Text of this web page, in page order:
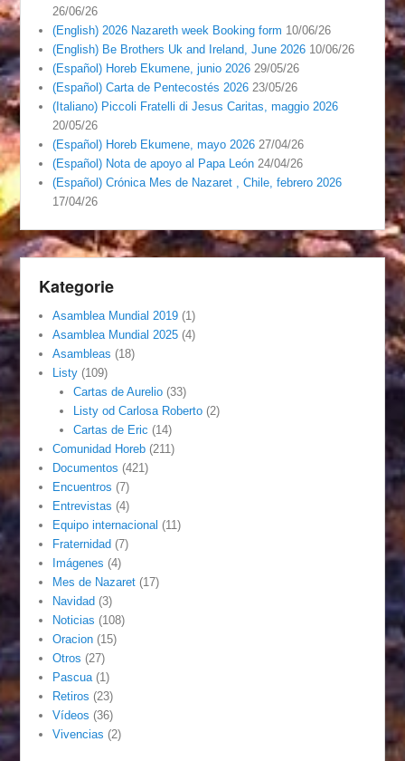
26/06/26
(English) 2026 Nazareth week Booking form 10/06/26
(English) Be Brothers Uk and Ireland, June 2026 10/06/26
(Español) Horeb Ekumene, junio 2026 29/05/26
(Español) Carta de Pentecostés 2026 23/05/26
(Italiano) Piccoli Fratelli di Jesus Caritas, maggio 2026
20/05/26
(Español) Horeb Ekumene, mayo 2026 27/04/26
(Español) Nota de apoyo al Papa León 24/04/26
(Español) Crónica Mes de Nazaret , Chile, febrero 2026
17/04/26
Kategorie
Asamblea Mundial 2019 (1)
Asamblea Mundial 2025 (4)
Asambleas (18)
Listy (109)
Cartas de Aurelio(33)
Listy od Carlosa Roberto(2)
Cartas de Eric (14)
Comunidad Horeb (211)
Documentos (421)
Encuentros (7)
Entrevistas (4)
Equipo internacional (11)
Fraternidad (7)
Imágenes (4)
Mes de Nazaret (17)
Navidad (3)
Noticias (108)
Oracion (15)
Otros (27)
Pascua (1)
Retiros (23)
Vídeos (36)
Vivencias (2)